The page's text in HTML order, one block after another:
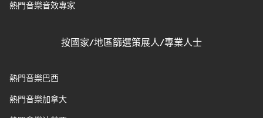
熱門音樂音效專家
按國家/地區篩選策展人/專業人士
熱門音樂巴西
熱門音樂加拿大